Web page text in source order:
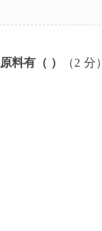
料有（ ） （2 分）